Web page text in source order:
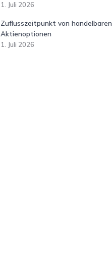
1. Juli 2026
Zuflusszeitpunkt von handelbaren
Aktienoptionen
1. Juli 2026